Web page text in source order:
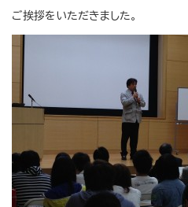
ご挨拶をいただきました。